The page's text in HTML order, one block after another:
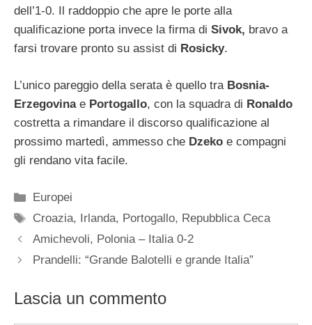
dell’1-0. Il raddoppio che apre le porte alla
qualificazione porta invece la firma di Sivok, bravo a
farsi trovare pronto su assist di Rosicky.
L’unico pareggio della serata è quello tra Bosnia-
Erzegovinae Portogallo, con la squadra di Ronaldo
costretta a rimandare il discorso qualificazione al
prossimo martedì, ammesso che Dzeko e compagni
gli rendano vita facile.
Categorie
Europei
Tag
Croazia, Irlanda, Portogallo, Repubblica Ceca
Amichevoli, Polonia – Italia 0-2
Prandelli: “Grande Balotelli e grande Italia”
Lascia un commento